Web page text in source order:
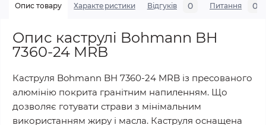
Опис товару Характеристики Відгуків 0 Питання 0
Опис каструлі Bohmann BH
7360-24 MRB
Каструля Bohmann BH 7360-24 MRB із пресованого
алюмінію покрита гранітним напиленням. Що
дозволяє готувати страви з мінімальним
використанням жиру і масла. Каструля оснащена